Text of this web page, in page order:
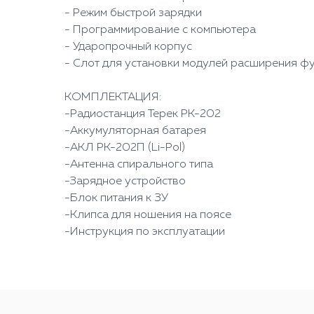
- Режим быстрой зарядки
- Программирование с компьютера
- Ударопрочный корпус
- Слот для установки модулей расширения
КОМПЛЕКТАЦИЯ:
-Радиостанция Терек РК-202
-Аккумуляторная батарея
-АКЛ РК-202П (Li-Pol)
-Антенна спирального типа
-Зарядное устройство
-Блок питания к ЗУ
-Клипса для ношения на поясе
-Инструкция по эксплуатации